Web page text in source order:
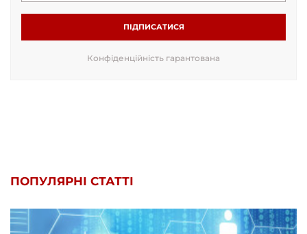
ПІДПИСАТИСЯ
Конфіденційність гарантована
ПОПУЛЯРНІ СТАТТІ